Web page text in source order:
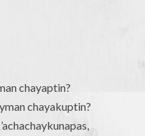
chayaptin?
chayakuptin?